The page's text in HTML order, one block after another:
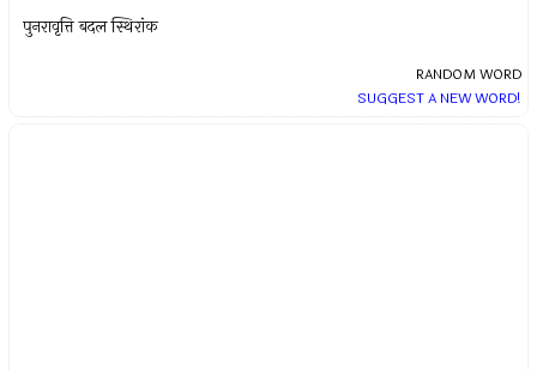
पुनरावृत्ति बदल स्थिरांक
RANDOM WORD
SUGGEST A NEW WORD!